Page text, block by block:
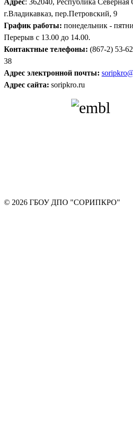
г.Владикавказ, пер.Петровский, 9
График работы: понедельник -
Перерыв с 13.00 до 14.00.
Контактные телефоны: (867-2) 53-
38
Адрес электронной почты:
Адрес сайта: soripkro.ru
© 2026 ГБОУ ДПО "СОРИПКРО"